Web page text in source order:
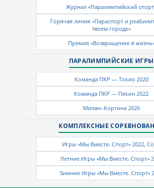
Журнал «Паралимпийский
Горячая линия «Параспорт и
твоем городе»
Премия «Возвращение в
ПАРАЛИМПИЙСКИЕ ИГРЫ
Команда ПКР — Токио 2020
Команда ПКР — Пекин 2022
Милан–Кортина 2026
КОМПЛЕКСНЫЕ
Игры «Мы Вместе. Спорт» 2022,
Летние Игры «Мы Вместе. Спорт»
Зимние Игры «Мы Вместе. Спорт»